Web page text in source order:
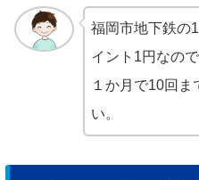
福岡市地下鉄の
イント1円なの
１か月で10回ま
い。